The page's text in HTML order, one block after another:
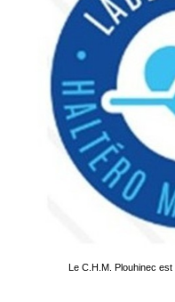
Le C.H.M. Plouhinec